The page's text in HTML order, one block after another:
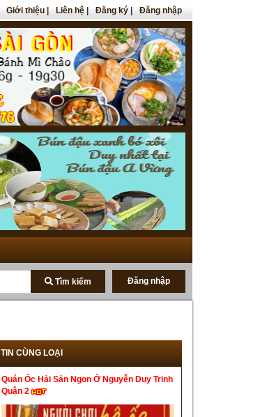
Giới thiệu Liên hệ Đăng ký Đăng nhập
Tìm kiếm Đăng nhập
TIN CÙNG LOẠI
Quán Ốc Hải Sản Ngon Ở Nguyễn Duy Trinh
Quận 2